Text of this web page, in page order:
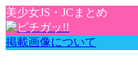
美少女JS・JCまとめ
掲載画像について